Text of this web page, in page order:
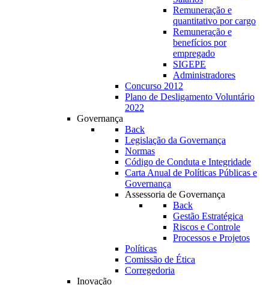
Remuneração e
quantitativo por cargo
Remuneração e
benefícios por
empregado
SIGEPE
Administradores
Concurso 2012
Plano de Desligamento Voluntário
2022
Governança
Back
Legislação da Governança
Normas
Código de Conduta e Integridade
Carta Anual de Políticas Públicas e
Governança
Assessoria de Governança
Back
Gestão Estratégica
Riscos e Controle
Processos e Projetos
Políticas
Comissão de Ética
Corregedoria
Inovação